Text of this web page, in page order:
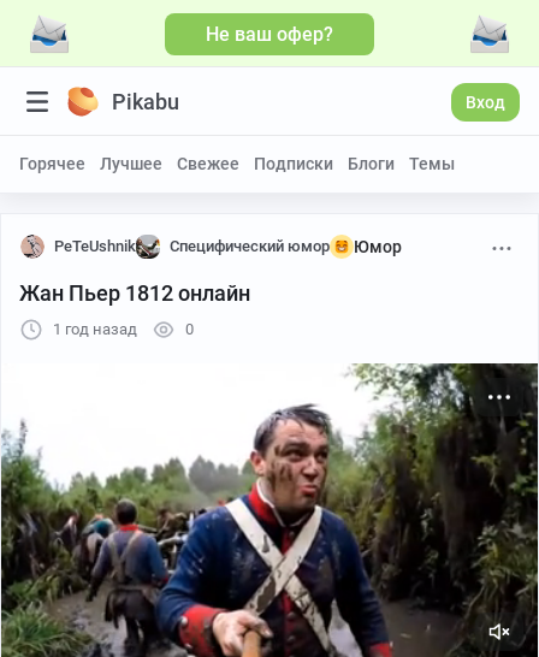
Не ваш офер?
Pikabu Вход
Горячее Лучшее Свежее Подписки Блоги Темы
PeTeUshnik Специфический юмор Юмор
Жан Пьер 1812 онлайн
1 год назад 0
Больше видео